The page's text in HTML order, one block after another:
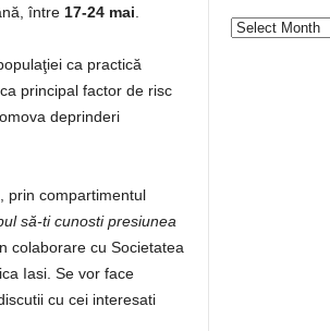
între 17-24 mai
ca practică
principal factor de risc
deprinderi
prin compartimentul
să-ti cunosti presiunea
colaborare cu Societatea
Iasi. Se vor face
cu cei interesati